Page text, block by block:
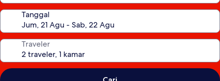
Tanggal
Traveler